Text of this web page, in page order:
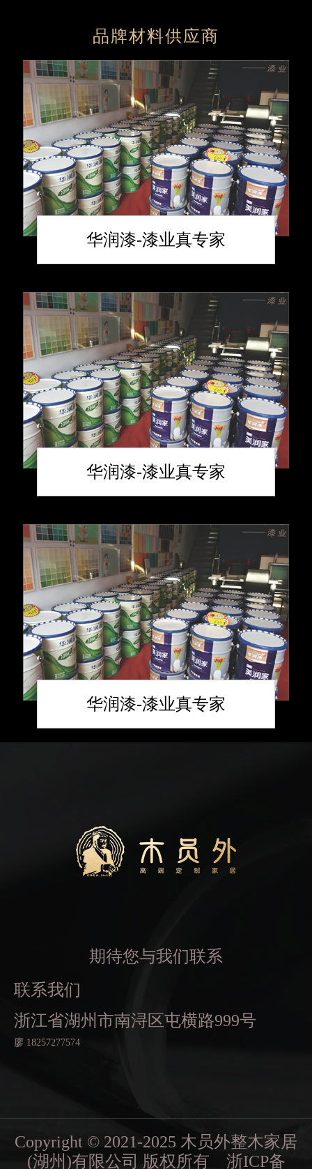
品牌材料供应商
华润漆-漆业真专家
华润漆-漆业真专家
华润漆-漆业真专家
期待您与我们联系
联系我们
浙江省湖州市南浔区屯横路999号
廖 18257277574
Copyright © 2021-2025 木员外整木家居
(湖州)有限公司 版权所有
浙ICP备